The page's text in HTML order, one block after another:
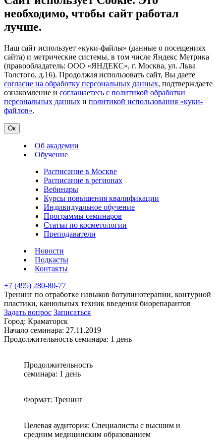
необходимо, чтобы сайт работал
лучше.
Наш сайт использует «куки-файлы» (данные о посещениях
сайта) и метрические системы, в том числе Яндекс Метрика
(правообладатель: ООО «ЯНДЕКС», г. Москва, ул. Льва
Толстого, д.16). Продолжая использовать сайт, Вы даете
согласие на обработку персональных данных, подтверждаете
ознакомление и соглашаетесь с политикой обработки
персональных данных и политикой использования «куки-
файлов».
Ок
Об академии
Обучение
Расписание в Москве
Расписание в регионах
Вебинары
Курсы повышения квалификации
Индивидуальное обучение
Программы семинаров
Статьи по косметологии
Преподаватели
Новости
Подкасты
Контакты
+7 (495) 280-80-77
Тренинг по отработке навыков ботулинотерапии, контурной
пластики, канюльных техник введения биорепарантов
Задать вопрос Записаться
Город: Краматорск
Начало семинара: 27.11.2019
Продолжительность семинара: 1 день
Продолжительность
семинара: 1 день
Формат: Тренинг
Целевая аудитория: Специалисты с высшим и
средним медицинским образованием